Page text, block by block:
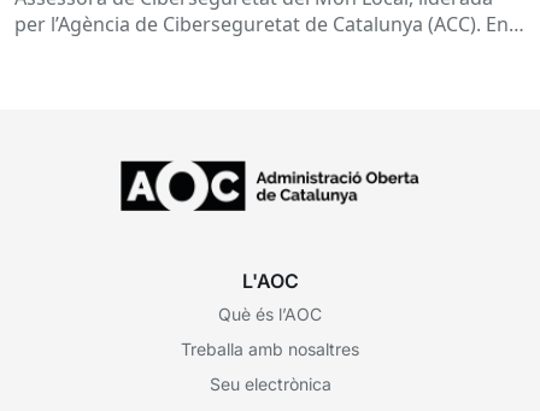
per l’Agència de Ciberseguretat de Catalunya (ACC). En
L'AOC
Què és l’AOC
Treballa amb nosaltres
Seu electrònica